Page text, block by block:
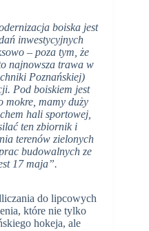
boiska jest
inwestycyjnych
– poza tym, że
najnowsza trawa w
Poznańskiej)
Pod boiskiem jest
mokre, mamy duży
hali sportowej,
ten zbiornik i
terenów zielonych
budowalnych ze
17 maja”.
do lipcowych
które nie tylko
hokeja, ale